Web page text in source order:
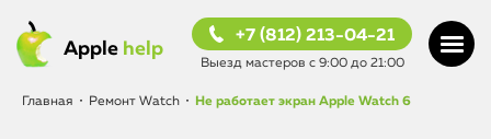
Apple help
+7 (812) 213-04-21
Выезд мастеров с 9:00 до 21:00
Главная • Ремонт Watch • Не работает экран Apple Watch 6